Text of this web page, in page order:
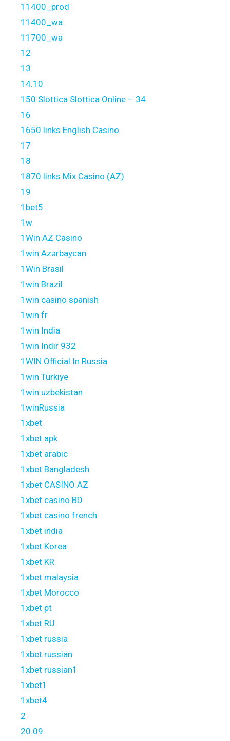
11400_prod
11400_wa
11700_wa
12
13
14.10
150 Slottica Slottica Online – 34
16
1650 links English Casino
17
18
1870 links Mix Casino (AZ)
19
1bet5
1w
1Win AZ Casino
1win Azərbaycan
1Win Brasil
1win Brazil
1win casino spanish
1win fr
1win India
1win Indir 932
1WIN Official In Russia
1win Turkiye
1win uzbekistan
1winRussia
1xbet
1xbet apk
1xbet arabic
1xbet Bangladesh
1xbet CASINO AZ
1xbet casino BD
1xbet casino french
1xbet india
1xbet Korea
1xbet KR
1xbet malaysia
1xbet Morocco
1xbet pt
1xbet RU
1xbet russia
1xbet russian
1xbet russian1
1xbet1
1xbet4
2
20.09